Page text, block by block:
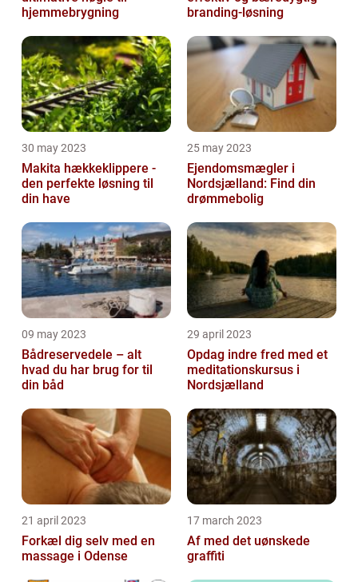
hjemmebrygning
branding-løsning
30 may 2023
Makita hækkeklippere -
den perfekte løsning til
din have
25 may 2023
Ejendomsmægler i
Nordsjælland: Find din
drømmebolig
09 may 2023
Bådreservedele – alt
hvad du har brug for til
din båd
29 april 2023
Opdag indre fred med et
meditationskursus i
Nordsjælland
21 april 2023
Forkæl dig selv med en
massage i Odense
17 march 2023
Af med det uønskede
graffiti